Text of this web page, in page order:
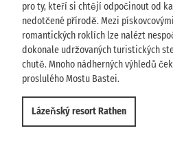
pro ty, kteří si chtějí odpočinout od
nedotčené přírodě. Mezi
romantických roklích lze nalézt
dokonale udržovaných turistických
chutě. Mnoho nádherných výhledů
proslulého Mostu Bastei.
Lázeňský resort Rathen